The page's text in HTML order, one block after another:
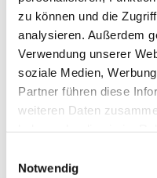
zu können und die
analysieren. Außerdem
Verwendung unserer
soziale Medien,
Partner führen diese
weiteren Daten
Cookies, wenn Sie
Notwendig
Services
Help-Center für Mandanten
Steuertermine
Veröffentlichungen
Mandanten Fernbetreuung